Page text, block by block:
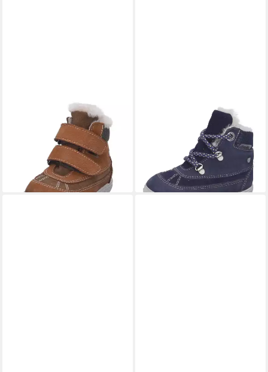
PEDRO Winterstiefel
lieferbar - in 3-4 Werktagen bei dir
+1
PAOLO - Winterboots
Winterboots wasserdicht
lieferbar - in 3-4 Werktagen bei dir